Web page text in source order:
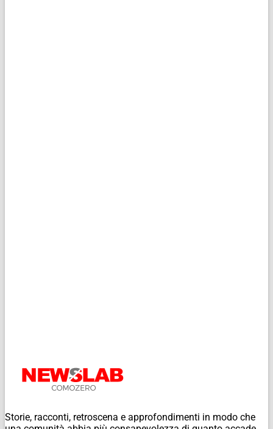
Storie, racconti, retroscena e approfondimenti in modo che